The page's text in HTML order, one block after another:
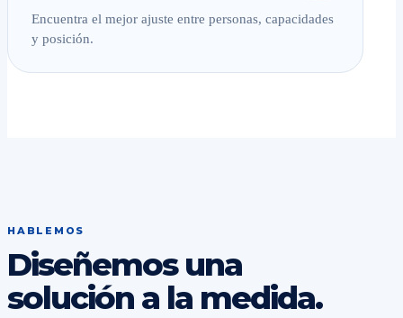
Encuentra el mejor ajuste entre personas, capacidades
y posición.
HABLEMOS
Diseñemos una
solución a la medida.